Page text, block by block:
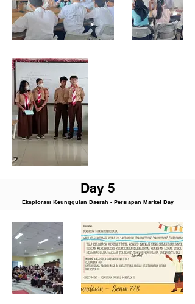
Day 5
Eksplorasi Keunggulan Daerah - Persiapan Market Day